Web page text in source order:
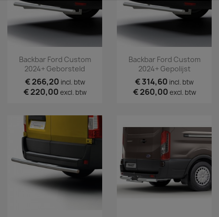
Backbar Ford Custom
2024+ Geborsteld
€ 266,20 incl. btw
€ 220,00 excl. btw
Backbar Ford Custom
2024+ Gepolijst
€ 314,60 incl. btw
€ 260,00 excl. btw